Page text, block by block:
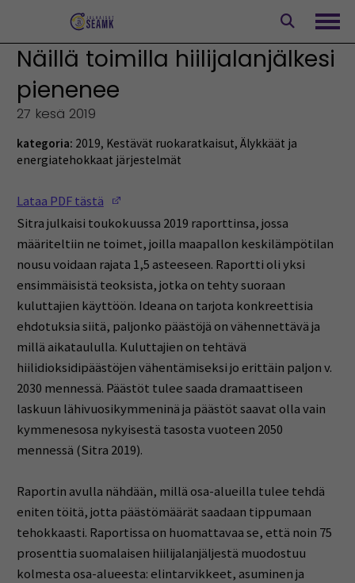
Näillä toimilla hiilijalanjälkesi
pienenee
27 kesä 2019
kategoria: 2019, Kestävät ruokaratkaisut, Älykkäät ja
energiatehokkaat järjestelmät
Lataa PDF tästä
Sitra julkaisi toukokuussa 2019 raporttinsa, jossa
määriteltiin ne toimet, joilla maapallon keskilämpötilan
nousu voidaan rajata 1,5 asteeseen. Raportti oli yksi
ensimmäisistä teoksista, jotka on tehty suoraan
kuluttajien käyttöön. Ideana on tarjota konkreettisia
ehdotuksia siitä, paljonko päästöjä on vähennettävä ja
millä aikataululla. Kuluttajien on tehtävä
hiilidioksidipäästöjen vähentämiseksi jo erittäin paljon v.
2030 mennessä. Päästöt tulee saada dramaattiseen
laskuun lähivuosikymmeninä ja päästöt saavat olla vain
kymmenesosa nykyisestä tasosta vuoteen 2050
mennessä (Sitra 2019).
Raportin avulla nähdään, millä osa-alueilla tulee tehdä
eniten töitä, jotta päästömäärät saadaan tippumaan
tehokkaasti. Raportissa on huomattavaa se, että noin 75
prosenttia suomalaisen hiilijalanjäljestä muodostuu
kolmesta osa-alueesta: elintarvikkeet, asuminen ja